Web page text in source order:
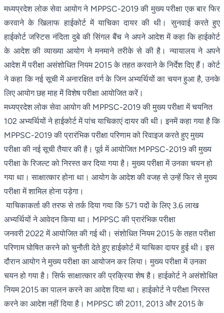
मध्यप्रदेश लोक सेवा आयोग ने MPPSC-2019 की मुख्य परीक्षा एक बार फिर
करवाने के खिलाफ हाईकोर्ट में याचिका दायर की थी। सुनवाई करते हुए
हाईकोर्ट जस्टिस नंदिता दुबे की सिंगल बैंच ने अपने आदेश में कहा कि हाईकोर्ट
के आदेश की व्याख्या आयोग ने मनमाने तरीके से की है। न्यायालय ने अपने
आदेश में परीक्षा असंशोधित नियम 2015 के तहत करवाने के निर्देश दिए हैं। कोर्ट
ने कहा कि नई सूची में अनारक्षित वर्ग के जिन अभ्यर्थियों का चयन हुआ है, उनके
लिए आयोग छह माह में विशेष परीक्षा आयोजित करें।
मध्यप्रदेश लोक सेवा आयोग की MPPSC-2019 की मुख्य परीक्षा में चयनित
102 अभ्यर्थियों ने हाईकोर्ट में पांच याचिकाएं दायर की थी। इनमें कहा गया है कि
MPPSC-2019 की प्रारंभिक परीक्षा परिणाम को रिवाइज करते हुए मुख्य
परीक्षा की नई सूची तैयार की है। पूर्व में आयोजित MPPSC-2019 की मुख्य
परीक्षा के रिजल्ट को निरस्त कर दिया गया है। मुख्य परीक्षा में उनका चयन हो
गया था। साक्षात्कार होना था। आयोग के आदेश की वजह से उन्हें फिर से मुख्य
परीक्षा में शामिल होना पड़ेगा।
याचिकाकर्ता की तरफ से तर्क दिया गया कि 571 पदों के लिए 3.6 लाख
अभ्यर्थियों ने आवेदन किया था। MPPSC की प्रारंभिक परीक्षा
जनवरी 2022 में आयोजित की गई थी। संशोधित नियम 2015 के तहत परीक्षा
परिणाम घोषित करने को चुनौती देते हुए हाईकोर्ट में याचिका दायर हुई थी। इस
दौरान आयोग ने मुख्य परीक्षा का आयोजन कर लिया। मुख्य परीक्षा में उनका
चयन हो गया है। सिर्फ साक्षात्कार की प्रक्रिया शेष है। हाईकोर्ट ने असंशोधित
नियम 2015 का पालन करने का आदेश दिया था। हाईकोर्ट ने परीक्षा निरस्त
करने का आदेश नहीं दिया है। MPPSC की 2011, 2013 और 2015 के